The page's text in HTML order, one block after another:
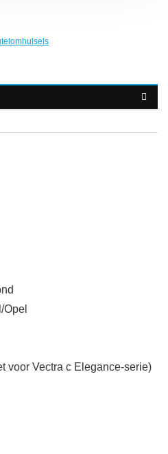
Opel
voor Vectra c Elegance-serie)